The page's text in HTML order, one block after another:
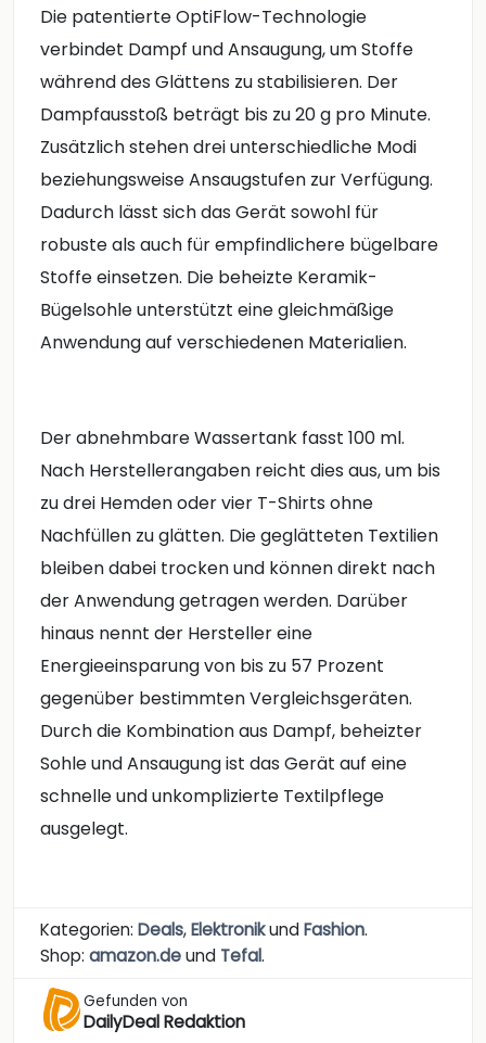
Die patentierte OptiFlow-Technologie
verbindet Dampf und Ansaugung, um Stoffe
während des Glättens zu stabilisieren. Der
Dampfausstoß beträgt bis zu 20 g pro Minute.
Zusätzlich stehen drei unterschiedliche Modi
beziehungsweise Ansaugstufen zur Verfügung.
Dadurch lässt sich das Gerät sowohl für
robuste als auch für empfindlichere bügelbare
Stoffe einsetzen. Die beheizte Keramik-
Bügelsohle unterstützt eine gleichmäßige
Anwendung auf verschiedenen Materialien.
Der abnehmbare Wassertank fasst 100 ml.
Nach Herstellerangaben reicht dies aus, um bis
zu drei Hemden oder vier T-Shirts ohne
Nachfüllen zu glätten. Die geglätteten Textilien
bleiben dabei trocken und können direkt nach
der Anwendung getragen werden. Darüber
hinaus nennt der Hersteller eine
Energieeinsparung von bis zu 57 Prozent
gegenüber bestimmten Vergleichsgeräten.
Durch die Kombination aus Dampf, beheizter
Sohle und Ansaugung ist das Gerät auf eine
schnelle und unkomplizierte Textilpflege
ausgelegt.
Kategorien: Deals,ElektronikundFashion.
Shop: amazon.deund Tefal.
Gefunden von
DailyDeal Redaktion